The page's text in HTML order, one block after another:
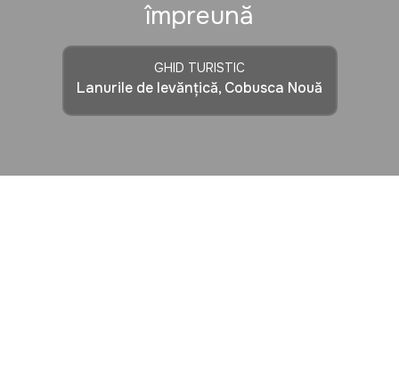
împreună
GHID TURISTIC
Lanurile de levănțică, Cobusca Nouă